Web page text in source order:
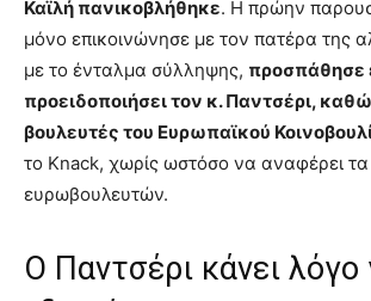
Καϊλή πανικοβλήθηκε. Η πρώην
μόνο επικοινώνησε με τον πατέρα της
με το ένταλμα σύλληψης, προσπάθησε
προειδοποιήσει τον κ. Παντσέρι,
βουλευτές του Ευρωπαϊκού
το Knack, χωρίς ωστόσο να αναφέρει
ευρωβουλευτών.
Ο Παντσέρι κάνει λόγο